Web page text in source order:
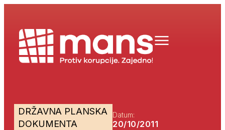
DRŽAVNA PLANSKA
DOKUMENTA
Datum:
20/10/2011